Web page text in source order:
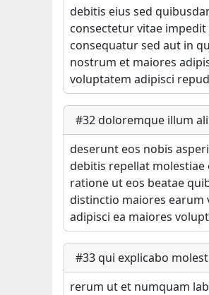
debitis eius sed
consectetur vitae
consequatur sed aut in
nostrum et maiores
voluptatem adipisci
#32doloremque illum
deserunt eos nobis
debitis repellat molestiae
ratione ut eos beatae
distinctio maiores earum
adipisci ea maiores
#33qui explicabo
rerum ut et numquam